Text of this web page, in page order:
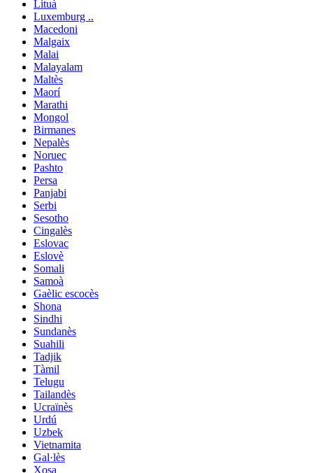
Lituà
Luxemburg ..
Macedoni
Malgaix
Malai
Malayalam
Maltès
Maorí
Marathi
Mongol
Birmanes
Nepalès
Noruec
Pashto
Persa
Panjabi
Serbi
Sesotho
Cingalès
Eslovac
Eslovè
Somali
Samoà
Gaèlic escocès
Shona
Sindhi
Sundanès
Suahili
Tadjik
Tàmil
Telugu
Tailandès
Ucraïnès
Urdú
Uzbek
Vietnamita
Gal·lès
Xosa